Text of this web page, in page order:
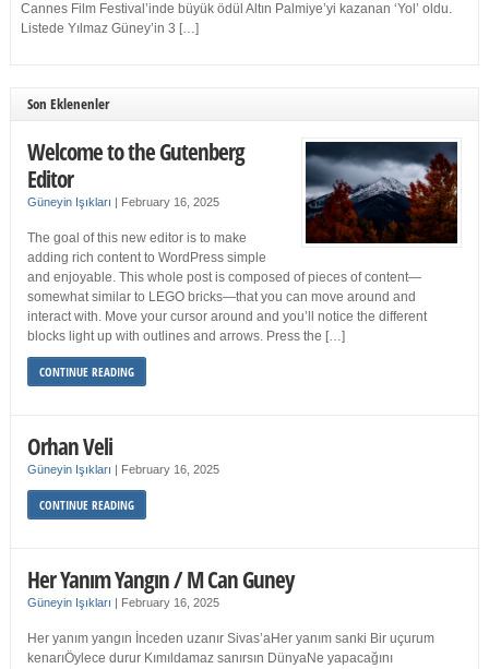
Cannes Film Festival’inde büyük ödül Altın Palmiye’yi kazanan ‘Yol’ oldu.
Listede Yılmaz Güney’in 3 […]
Son Eklenenler
Welcome to the Gutenberg
Editor
Güneyin Işıkları | February 16, 2025
The goal of this new editor is to make
adding rich content to WordPress simple
and enjoyable. This whole post is composed of pieces of content—
somewhat similar to LEGO bricks—that you can move around and
interact with. Move your cursor around and you’ll notice the different
blocks light up with outlines and arrows. Press the […]
CONTINUE READING
Orhan Veli
Güneyin Işıkları | February 16, 2025
CONTINUE READING
Her Yanım Yangın / M Can Guney
Güneyin Işıkları | February 16, 2025
Her yanım yangın İnceden uzanır Sivas’aHer yanım sanki Bir uçurum
kenarıÖylece durur Kımıldamaz sanırsın DünyaNe yapacağını